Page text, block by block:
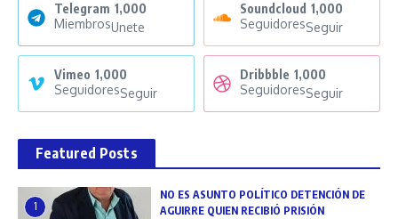
Telegram 1,000
MiembrosUnete
Soundcloud 1,000
SeguidoresSeguir
Vimeo 1,000
SeguidoresSeguir
Dribbble 1,000
SeguidoresSeguir
Featured Posts
1
NO ES ASUNTO POLÍTICO DETENCIÓN DE
AGUIRRE QUIEN RECIBIÓ PRISIÓN